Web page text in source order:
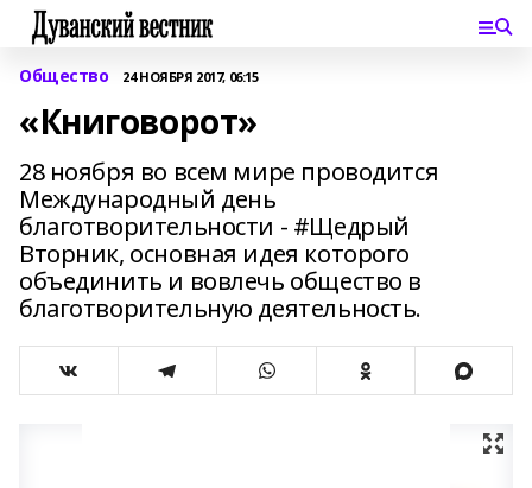
Общество 24 НОЯБРЯ 2017, 06:15
«Книговорот»
28 ноября во всем мире проводится
Международный день
благотворительности - #Щедрый
Вторник, основная идея которого
объединить и вовлечь общество в
благотворительную деятельность.